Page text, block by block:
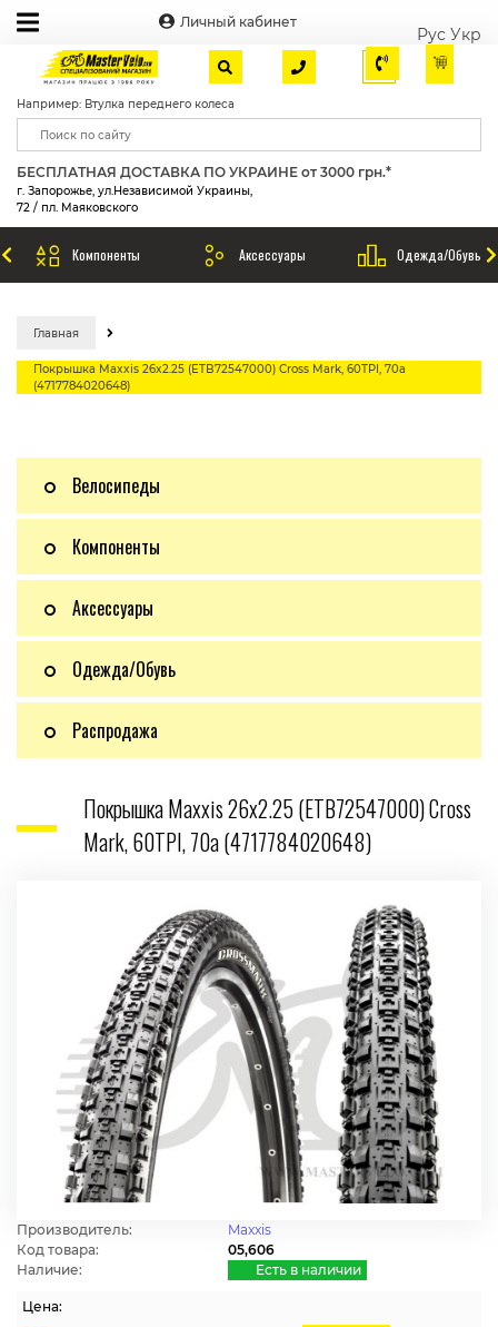
Личный кабинет
Рус Укр
Например: Втулка переднего колеса
БЕСПЛАТНАЯ ДОСТАВКА ПО УКРАИНЕ от 3000 грн.*
г. Запорожье, ул.Независимой Украины,
72 / пл. Маяковского
Компоненты Аксессуары Одежда/Обувь
Главная
Покрышка Maxxis 26x2.25 (ETB72547000) Cross Mark, 60TPI, 70a
(4717784020648)
Велосипеды
Компоненты
Аксессуары
Одежда/Обувь
Распродажа
Покрышка Maxxis 26x2.25 (ETB72547000) Cross
Mark, 60TPI, 70a (4717784020648)
Производитель:
Maxxis
Код товара:
05,606
Наличие:
Есть в наличии
Цена: